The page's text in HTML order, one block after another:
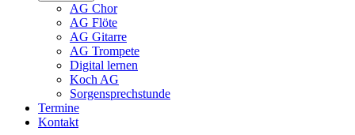
AG Chor
AG Flöte
AG Gitarre
AG Trompete
Digital lernen
Koch AG
Sorgensprechstunde
Termine
Kontakt